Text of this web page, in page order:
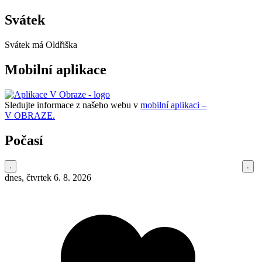
Svátek
Svátek má Oldřiška
Mobilní aplikace
Sledujte informace z našeho webu v mobilní aplikaci –
V OBRAZE.
Počasí
dnes, čtvrtek 6. 8. 2026